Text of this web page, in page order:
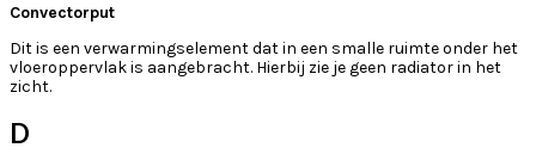
Convectorput
Dit is een verwarmingselement dat in een smalle ruimte onder het
vloeroppervlak is aangebracht. Hierbij zie je geen radiator in het
zicht.
D